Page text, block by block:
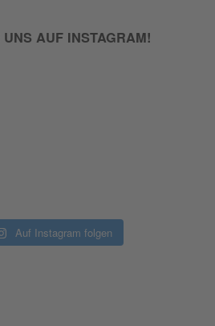
UNS AUF INSTAGRAM!
Auf Instagram folgen